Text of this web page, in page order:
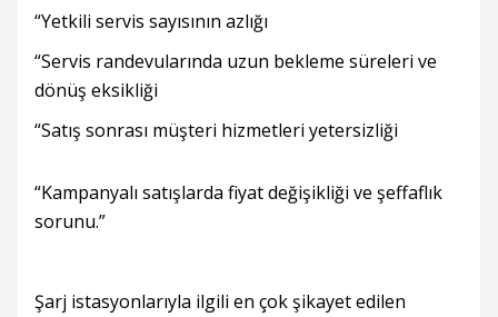
“Yetkili servis sayısının azlığı
“Servis randevularında uzun bekleme süreleri ve
dönüş eksikliği
“Satış sonrası müşteri hizmetleri yetersizliği
“Kampanyalı satışlarda fiyat değişikliği ve şeffaflık
sorunu.”
Şarj istasyonlarıyla ilgili en çok şikayet edilen